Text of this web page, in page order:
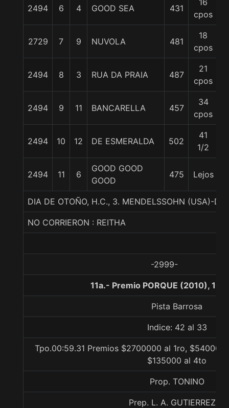
2494 6 4 GOOD SEA 431
16
cpos
2729 7 9 NUVOLA 481
18
cpos
2494 8 3 RUA DA PRAIA 487
21
cpos
2494 9 11 BANCARELLA 457
34
cpos
2494 10 12 DE ESMERALDA 502
41
1/2
2494 11 6
GOOD GOOD
GOOD
475 Lejos
DIA DE OTOÑO, H.C., 3. MENDELSSOHN (USA)-
NO CORRIERON : REITHA
-2999-
11a.- Premio PORQUE (2010),
Pista Barrosa
Indice: 42 al 33
Tpo.00:59.31 Premios $2700000 al 1ro,
$135000 al 4to
Prop. TONINO
Prep. L. A. GUTIERREZ P.